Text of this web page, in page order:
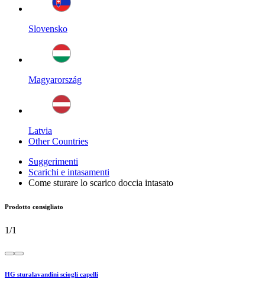
Slovensko
Magyarország
Latvia
Other Countries
Suggerimenti
Scarichi e intasamenti
Come sturare lo scarico doccia intasato
Prodotto consigliato
1/1
HG sturalavandini sciogli capelli